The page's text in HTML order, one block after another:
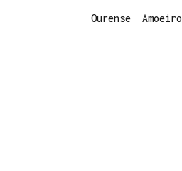
Ourense Amoeiro